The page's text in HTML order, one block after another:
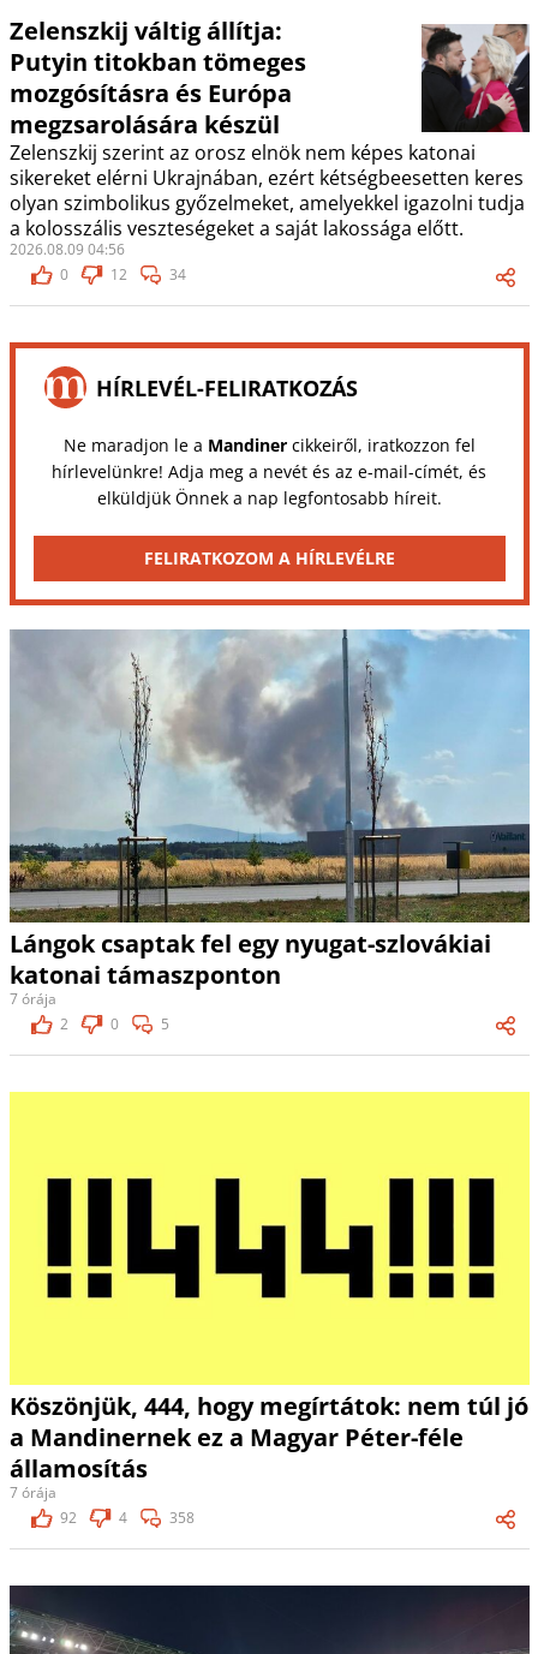
Zelenszkij váltig állítja:
Putyin titokban tömeges
mozgósításra és Európa
megzsarolására készül
Zelenszkij szerint az orosz elnök nem képes katonai
sikereket elérni Ukrajnában, ezért kétségbeesetten keres
olyan szimbolikus győzelmeket, amelyekkel igazolni tudja
a kolosszális veszteségeket a saját lakossága előtt.
2026.08.09 04:56
0
12 34
HÍRLEVÉL-FELIRATKOZÁS
Ne maradjon le a Mandinercikkeiről, iratkozzon fel
hírlevelünkre! Adja meg a nevét és az e-mail-címét, és
elküldjük Önnek a nap legfontosabb híreit.
FELIRATKOZOM A HÍRLEVÉLRE
Lángok csaptak fel egy nyugat-szlovákiai
katonai támaszponton
7 órája
2
0 5
Köszönjük, 444, hogy megírtátok: nem túl jó
a Mandinernek ez a Magyar Péter-féle
államosítás
7 órája
92
4 358